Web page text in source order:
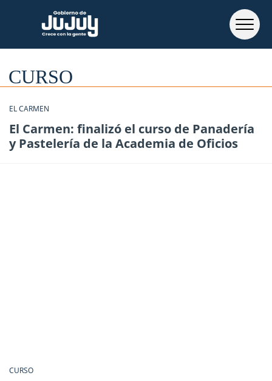
CURSO
EL CARMEN
El Carmen: finalizó el curso de Panadería
y Pastelería de la Academia de Oficios
CURSO